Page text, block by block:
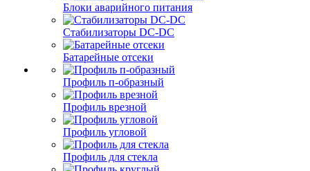
Блоки аварийного питания
Стабилизаторы DC-DC
Батарейные отсеки
Профиль п-образный
Профиль врезной
Профиль угловой
Профиль для стекла